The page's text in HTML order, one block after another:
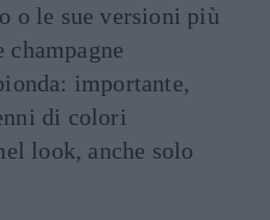
o le sue versioni più
champagne
importante,
di colori
look, anche solo